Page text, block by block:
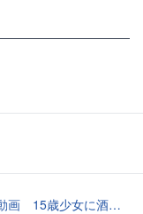
押収スマホから770本のわいせつ動画 15歳少女に酒と薬飲ませ性的暴行か 54歳男を再逮捕 「薬もありますよ」とSNSで誘い出し